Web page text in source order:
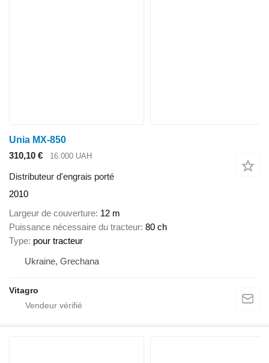
Unia MX-850
310,10 €
16.000 UAH
Distributeur d'engrais porté
2010
Largeur de couverture 12 m
Puissance nécessaire du tracteur 80 ch
Type pour tracteur
Ukraine, Grechana
Vitagro